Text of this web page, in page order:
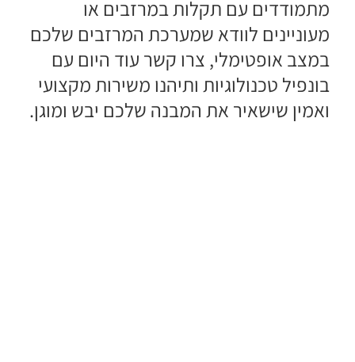
מתמודדים עם תקלות במרזבים או
מעוניינים לוודא שמערכת המרזבים שלכם
במצב אופטימלי, צרו קשר עוד היום עם
בונפיל טכנולוגיות ותיהנו משירות מקצועי
ואמין שישאיר את המבנה שלכם יבש ומוגן.